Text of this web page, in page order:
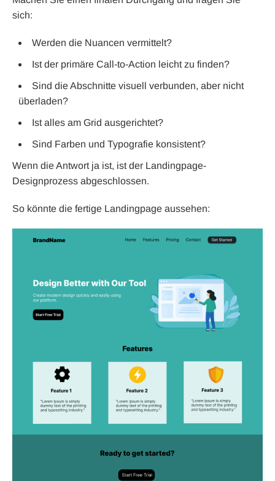
sich:
Werden die Nuancen vermittelt?
Ist der primäre Call-to-Action leicht zu finden?
Sind die Abschnitte visuell verbunden, aber nicht
überladen?
Ist alles am Grid ausgerichtet?
Sind Farben und Typografie konsistent?
Wenn die Antwort ja ist, ist der Landingpage-
Designprozess abgeschlossen.
So könnte die fertige Landingpage aussehen: